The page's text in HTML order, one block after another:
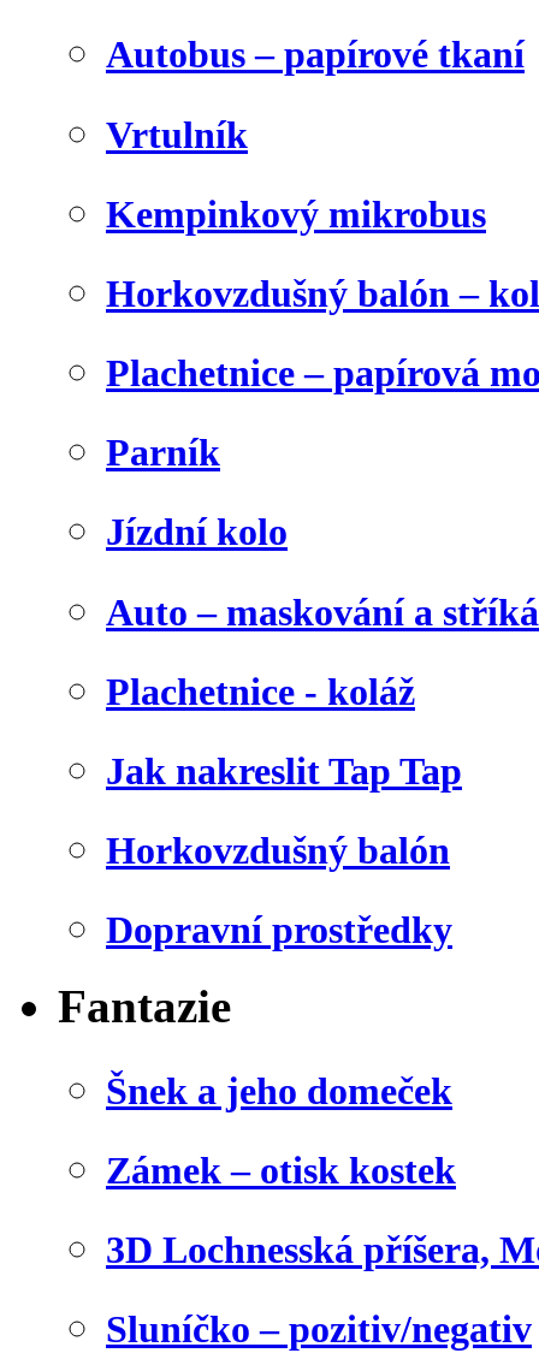
Autobus – papírové tkaní
Vrtulník
Kempinkový mikrobus
Horkovzdušný balón –
Plachetnice – papírová
Parník
Jízdní kolo
Auto – maskování a
Plachetnice - koláž
Jak nakreslit Tap Tap
Horkovzdušný balón
Dopravní prostředky
Fantazie
Šnek a jeho domeček
Zámek – otisk kostek
3D Lochnesská příšera,
Sluníčko – pozitiv/negativ